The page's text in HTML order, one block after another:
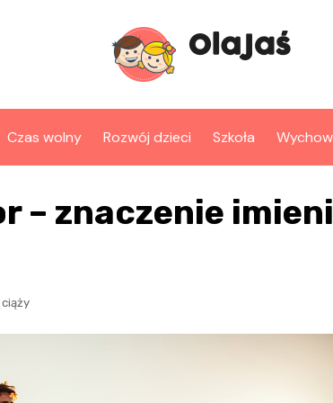
Czas wolny Rozwój dzieci Szkoła
– znaczenie